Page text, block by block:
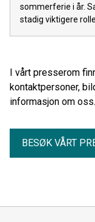
sommerferie i år.
stadig viktigere
I vårt presserom
kontaktpersoner,
informasjon om oss.
BESØK VÅRT